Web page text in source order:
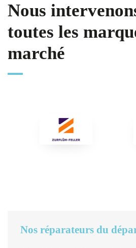
Nous
toutes les
marché
Nos réparateurs du